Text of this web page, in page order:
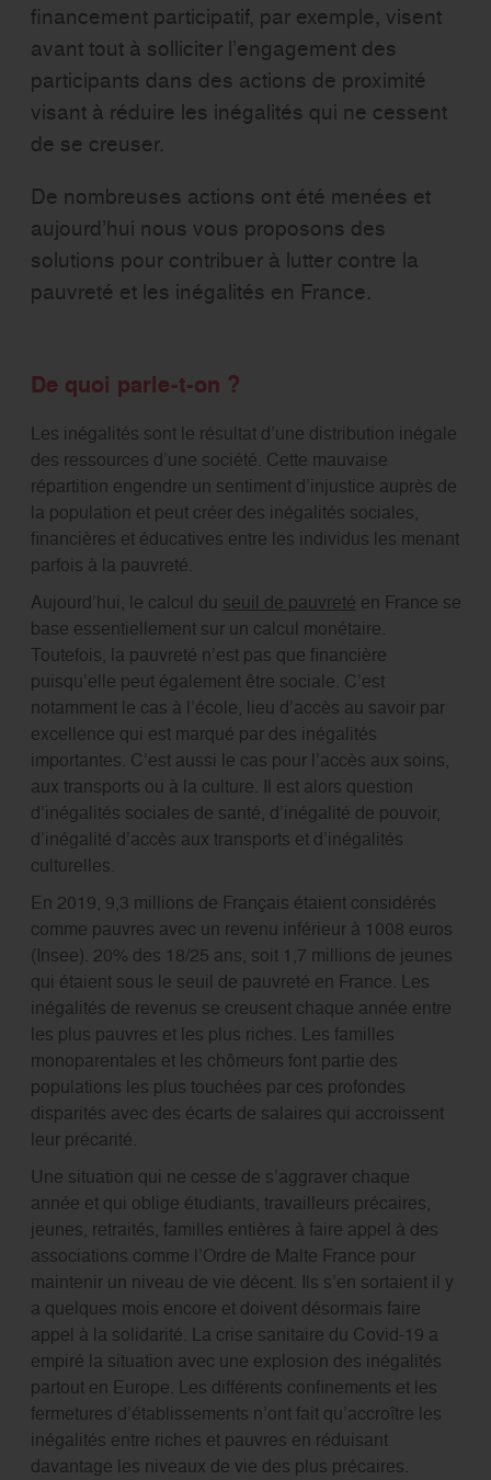
financement participatif, par exemple, visent
avant tout à solliciter l’engagement des
participants dans des actions de proximité
visant à réduire les inégalités qui ne cessent
de se creuser.
De nombreuses actions ont été menées et
aujourd’hui nous vous proposons des
solutions pour contribuer à lutter contre la
pauvreté et les inégalités en France.
De quoi parle-t-on ?
Les inégalités sont le résultat d’une distribution inégale
des ressources d’une société. Cette mauvaise
répartition engendre un sentiment d’injustice auprès de
la population et peut créer des inégalités sociales,
financières et éducatives entre les individus les menant
parfois à la pauvreté.
Aujourd’hui, le calcul du seuil de pauvreté en France se
base essentiellement sur un calcul monétaire.
Toutefois, la pauvreté n’est pas que financière
puisqu’elle peut également être sociale. C’est
notamment le cas à l’école, lieu d’accès au savoir par
excellence qui est marqué par des inégalités
importantes. C’est aussi le cas pour l’accès aux soins,
aux transports ou à la culture. Il est alors question
d’inégalités sociales de santé, d’inégalité de pouvoir,
d’inégalité d’accès aux transports et d’inégalités
culturelles.
En 2019, 9,3 millions de Français étaient considérés
comme pauvres avec un revenu inférieur à 1008 euros
(Insee). 20% des 18/25 ans, soit 1,7 millions de jeunes
qui étaient sous le seuil de pauvreté en France. Les
inégalités de revenus se creusent chaque année entre
les plus pauvres et les plus riches. Les familles
monoparentales et les chômeurs font partie des
populations les plus touchées par ces profondes
disparités avec des écarts de salaires qui accroissent
leur précarité.
Une situation qui ne cesse de s’aggraver chaque
année et qui oblige étudiants, travailleurs précaires,
jeunes, retraités, familles entières à faire appel à des
associations comme l’Ordre de Malte France pour
maintenir un niveau de vie décent. Ils s’en sortaient il y
a quelques mois encore et doivent désormais faire
appel à la solidarité. La crise sanitaire du Covid-19 a
empiré la situation avec une explosion des inégalités
partout en Europe. Les différents confinements et les
fermetures d’établissements n’ont fait qu’accroître les
inégalités entre riches et pauvres en réduisant
davantage les niveaux de vie des plus précaires.